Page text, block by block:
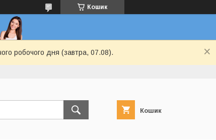
Кошик
робочого дня (завтра, 07.08).
Кошик